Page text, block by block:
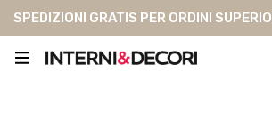
SPEDIZIONI GRATIS PER ORDINI